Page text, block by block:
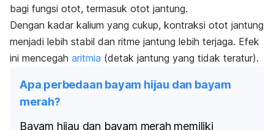
bagi fungsi otot, termasuk otot jantung.
Dengan kadar kalium yang cukup, kontraksi otot jantung
menjadi lebih stabil dan ritme jantung lebih terjaga. Efek
ini mencegah aritmia (detak jantung yang tidak teratur).
Apa perbedaan bayam hijau dan bayam
merah?
Bayam hijau dan bayam merah memiliki